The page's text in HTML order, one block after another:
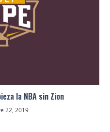
la NBA sin Zion
22, 2019